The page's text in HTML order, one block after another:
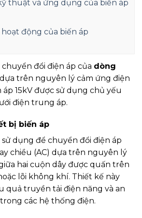
thuật và ứng dụng của biến áp
động của biến áp
đổi điện áp của dòng
dựa trên nguyên lý cảm ứng điện
15kV được sử dụng chủ yếu
điện trung áp.
bị biến áp
sử dụng để chuyển đổi điện áp
chiều (AC) dựa trên nguyên lý
hai cuộn dây được quấn trên
lõi không khí. Thiết kế này
quả truyền tải điện năng và an
các hệ thống điện.